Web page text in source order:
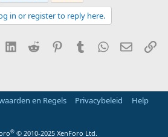
in or register to reply here.
LinkedInReddit PinterestTumblrWhatsApp
E-mail
en Regels Privacybeleid
Help
® © 2010-2025 XenForo Ltd.